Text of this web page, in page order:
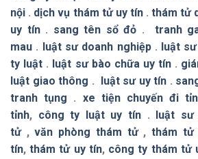
nội . dịch vụ thám tử uy tín.thám tử
uy tín. sang tên sổ đỏ . tranh
mau . luật sư doanh nghiệp. luật
ty luật . luật sư bào chữa uy tín .
luật giao thông . luật sư uy tín .
tranh tụng . xe tiện chuyến đi
tỉnh, công ty luật uy tín. luật
tử,văn phòng thám tử,thám tử
tín,thám tử uy tín, công ty thám tử